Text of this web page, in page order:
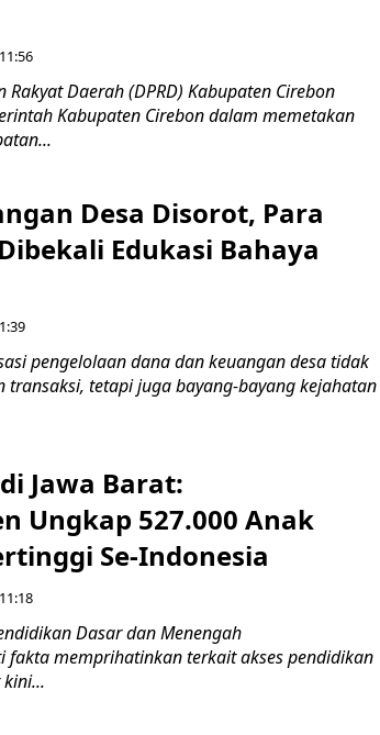
Rakyat Daerah (DPRD) Kabupaten Cirebon
Kabupaten Cirebon dalam memetakan
Desa Disorot, Para
Edukasi Bahaya
pengelolaan dana dan keuangan desa tidak
tetapi juga bayang-bayang kejahatan
Jawa Barat:
Ungkap 527.000 Anak
Se-Indonesia
Dasar dan Menengah
fakta memprihatinkan terkait akses pendidikan